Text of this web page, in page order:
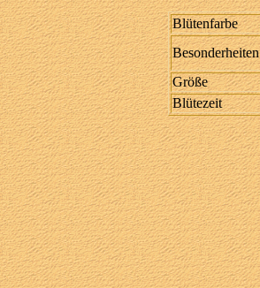
Blütenfarbe
Besonderheiten
Größe
Blütezeit